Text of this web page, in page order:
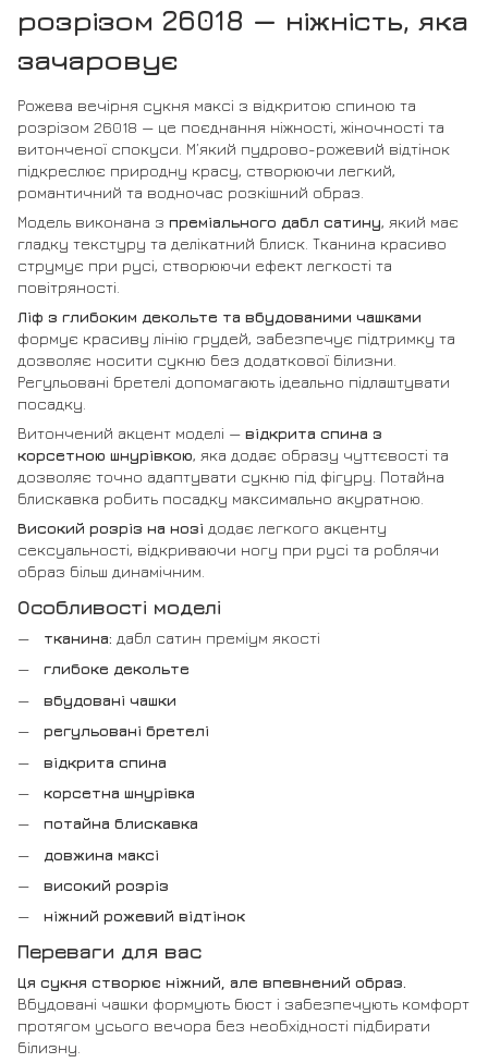
розрізом 26018 — ніжність, яка
зачаровує
Рожева вечірня сукня максі з відкритою спиною та
розрізом 26018 — це поєднання ніжності, жіночності та
витонченої спокуси. М’який пудрово-рожевий відтінок
підкреслює природну красу, створюючи легкий,
романтичний та водночас розкішний образ.
Модель виконана з преміального дабл сатину, який має
гладку текстуру та делікатний блиск. Тканина красиво
струмує при русі, створюючи ефект легкості та
повітряності.
Ліф з глибоким декольте та вбудованими чашками
формує красиву лінію грудей, забезпечує підтримку та
дозволяє носити сукню без додаткової білизни.
Регульовані бретелі допомагають ідеально підлаштувати
посадку.
Витончений акцент моделі — відкрита спина з
корсетною шнурівкою, яка додає образу чуттєвості та
дозволяє точно адаптувати сукню під фігуру. Потайна
блискавка робить посадку максимально акуратною.
Високий розріз на нозі додає легкого акценту
сексуальності, відкриваючи ногу при русі та роблячи
образ більш динамічним.
Особливості моделі
тканина: дабл сатин преміум якості
глибоке декольте
вбудовані чашки
регульовані бретелі
відкрита спина
корсетна шнурівка
потайна блискавка
довжина максі
високий розріз
ніжний рожевий відтінок
Переваги для вас
Ця сукня створює ніжний, але впевнений образ.
Вбудовані чашки формують бюст і забезпечують комфорт
протягом усього вечора без необхідності підбирати
білизну.